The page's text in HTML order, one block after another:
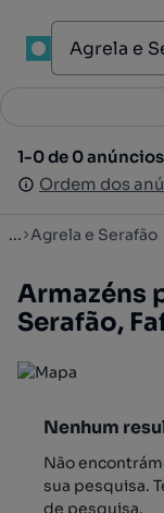
1-0 de 0 anúncios
Ordem dos
1-0 de 0 anúncios
Ordem dos
... Agrela e Serafão
Armazéns
Serafão,
Nenhum
Não
sua pesquisa.
de pesquisa.